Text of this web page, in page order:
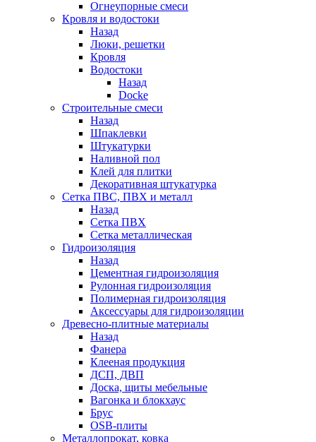
Огнеупорные смеси
Кровля и водостоки
Назад
Люки, решетки
Кровля
Водостоки
Назад
Docke
Строительные смеси
Назад
Шпаклевки
Штукатурки
Наливной пол
Клей для плитки
Декоративная штукатурка
Сетка ПВС, ПВХ и металл
Назад
Сетка ПВХ
Сетка металлическая
Гидроизоляция
Назад
Цементная гидроизоляция
Рулонная гидроизоляция
Полимерная гидроизоляция
Аксессуары для гидроизоляции
Древесно-плитные материалы
Назад
Фанера
Клееная продукция
ДСП, ДВП
Доска, щиты мебельные
Вагонка и блокхаус
Брус
OSB-плиты
Металлопрокат, ковка